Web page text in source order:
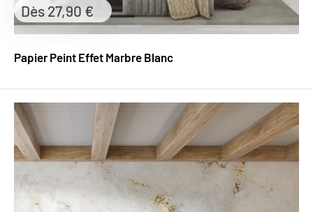
Papier Peint Effet Marbre Blanc
Prix
réduit
Dès 27,90 €